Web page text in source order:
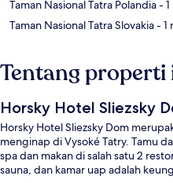
Taman Nasional Tatra Polandia-
Taman Nasional Tatra Slovakia- 1
Tentang properti
Horsky Hotel Sliezsky
Horsky Hotel Sliezsky Dom
menginap di Vysoké Tatry. Tamu
spa dan makan di salah satu 2
sauna, dan kamar uap adalah